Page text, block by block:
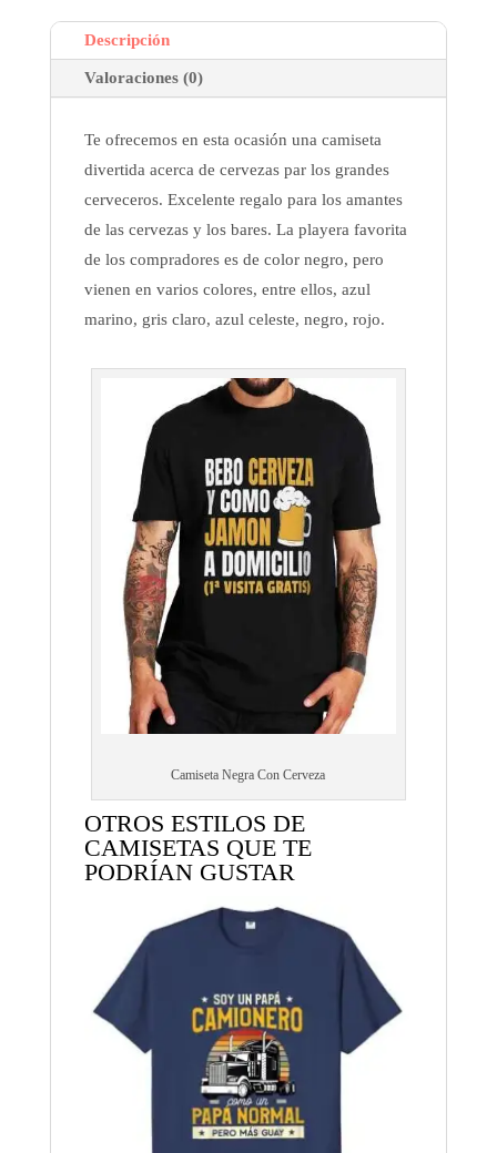
Descripción
Valoraciones (0)
Te ofrecemos en esta ocasión una camiseta
divertida acerca de cervezas par los grandes
cerveceros. Excelente regalo para los amantes
de las cervezas y los bares. La playera favorita
de los compradores es de color negro, pero
vienen en varios colores, entre ellos, azul
marino, gris claro, azul celeste, negro, rojo.
Camiseta Negra Con Cerveza
OTROS ESTILOS DE
CAMISETAS QUE TE
PODRÍAN GUSTAR